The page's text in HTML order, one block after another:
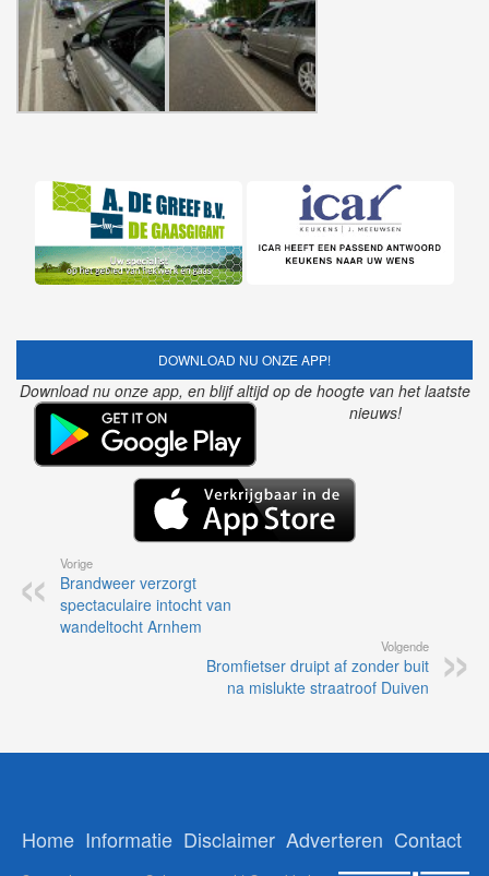
DOWNLOAD NU ONZE APP!
Download nu onze app, en blijf altijd op de hoogte van het laatste
nieuws!
Vorige
Brandweer verzorgt
spectaculaire intocht van
wandeltocht Arnhem
Volgende
Bromfietser druipt af zonder buit
na mislukte straatroof Duiven
Home Informatie Disclaimer Adverteren Contact